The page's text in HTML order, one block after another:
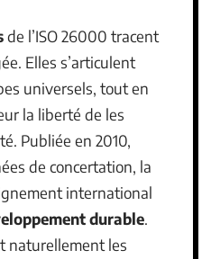
de l’ISO 26000 tracent
Elles s’articulent
universels, tout en
la liberté de les
Publiée en 2010,
de concertation, la
international
durable.
naturellement les